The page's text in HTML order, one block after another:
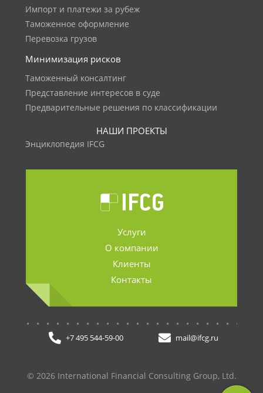
Импорт и платежи за рубеж
Таможенное оформление
Перевозка грузов
Минимизация рисков
Таможенный консалтинг
Представление интересов в суде
Предварительные решения по классификации
НАШИ ПРОЕКТЫ
Энциклопедия IFCG
Услуги
О компании
Клиенты
Контакты
+7 495 544-59-00 mail@ifcg.ru
© 2026 International Financial Consulting Group, Ltd.